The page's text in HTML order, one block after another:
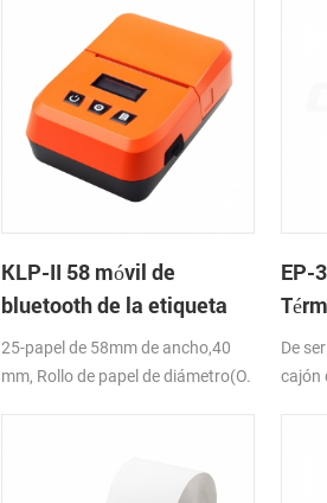
KLP-II 58 móvil de
bluetooth de la etiqueta
de la impresora
25-papel de 58mm de ancho,40
mm, Rollo de papel de diámetro(O.
EP-
De
cajón